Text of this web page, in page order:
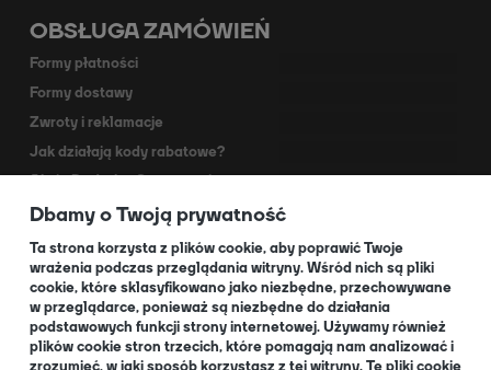
OBSŁUGA ZAMÓWIEŃ
Formy płatności
Formy dostawy
Zwroty i reklamacje
Jak działają kody rabatowe?
Akcja Dodruk - O programie
Kontakt
Dla Partnerów
O NAS
Dbamy o Twoją prywatność
Ta strona korzysta z plików cookie, aby poprawić Twoje
wrażenia podczas przeglądania witryny. Wśród nich są pliki
cookie, które sklasyfikowano jako niezbędne, przechowywane
w przeglądarce, ponieważ są niezbędne do działania
podstawowych funkcji strony internetowej. Używamy również
plików cookie stron trzecich, które pomagają nam analizować i